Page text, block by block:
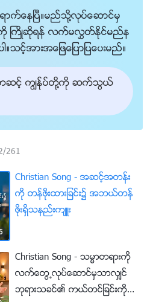
ာက္ေနၿပီ။မည္သို႔လုပ္ေဆာင္မွ
ကို ႀကိဳဆိုရန္ လက္မလႊတ္ႏိုင္မည္န
သင့္အားအေျဖေျပာျပေပးမည္။
တဆင့္ ကြၽန္ုပ္တို႔ကို ဆက္သြယ္
/261
Christian Song - အဆင့္အတန္း
ကို တန္ဖိုးထားျခင္း၌ အဘယ္တန္
ဖိုးရွိသနည္းက်ဴး
Christian Song - သမၼာတရားကို
လက္ေတြ႕လုပ္ေဆာင္မွသာလွ်င္
ဘုရားသခင္၏ ကယ္တင္ျခင္းကို ရ